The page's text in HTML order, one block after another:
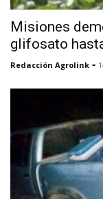
Misiones
glifosato
Redacción Agrolink -